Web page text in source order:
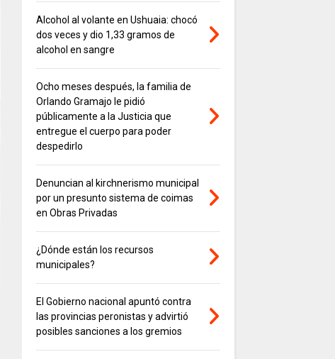
Alcohol al volante en Ushuaia: chocó
dos veces y dio 1,33 gramos de
alcohol en sangre
Ocho meses después, la familia de
Orlando Gramajo le pidió
públicamente a la Justicia que
entregue el cuerpo para poder
despedirlo
Denuncian al kirchnerismo municipal
por un presunto sistema de coimas
en Obras Privadas
¿Dónde están los recursos
municipales?
El Gobierno nacional apuntó contra
las provincias peronistas y advirtió
posibles sanciones a los gremios